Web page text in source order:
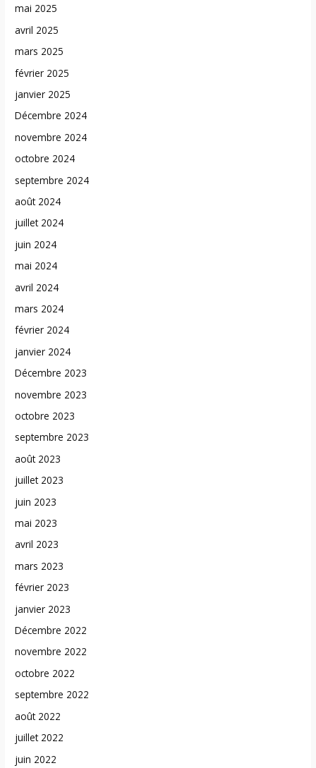
mai 2025
avril 2025
mars 2025
février 2025
janvier 2025
Décembre 2024
novembre 2024
octobre 2024
septembre 2024
août 2024
juillet 2024
juin 2024
mai 2024
avril 2024
mars 2024
février 2024
janvier 2024
Décembre 2023
novembre 2023
octobre 2023
septembre 2023
août 2023
juillet 2023
juin 2023
mai 2023
avril 2023
mars 2023
février 2023
janvier 2023
Décembre 2022
novembre 2022
octobre 2022
septembre 2022
août 2022
juillet 2022
juin 2022